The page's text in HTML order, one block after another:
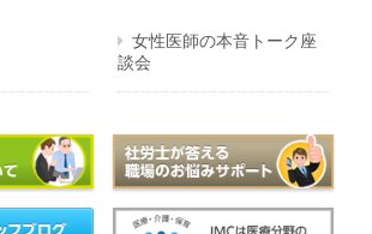
女性医師の本音トーク座
談会